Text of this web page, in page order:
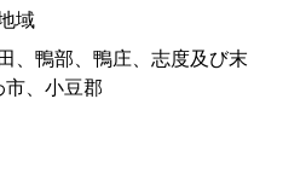
域
、鴨部、鴨庄、志度及び末
市、小豆郡